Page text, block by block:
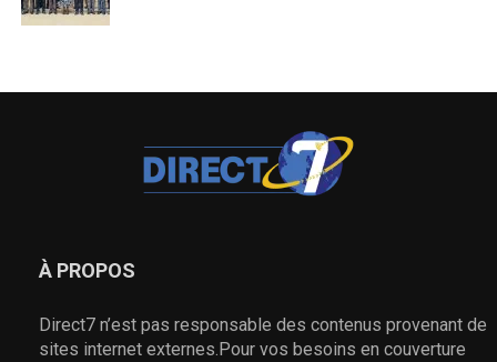
À PROPOS
Direct7 n’est pas responsable des contenus provenant de
sites internet externes.Pour vos besoins en couverture